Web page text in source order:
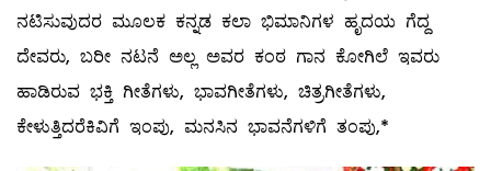
ನಟಿಸುವುದರ ಮೂಲಕ ಕನ್ನಡ ಕಲಾ ಭಿಮಾನಿಗಳ ಹೃದಯ ಗೆದ್ದ
ದೇವರು, ಬರೀ ನಟನೆ ಅಲ್ಲ ಅವರ ಕಂಠ ಗಾನ ಕೋಗಿಲೆ ಇವರು
ಹಾಡಿರುವ ಭಕ್ತಿ ಗೀತೆಗಳು, ಭಾವಗೀತೆಗಳು, ಚಿತ್ರಗೀತೆಗಳು,
ಕೇಳುತ್ತಿದರೆಕಿವಿಗೆ ಇಂಪು, ಮನಸಿನ ಭಾವನೆಗಳಿಗೆ ತಂಪು,*